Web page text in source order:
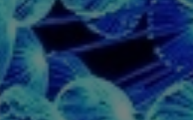
КУПИТЬ В ОДИН КЛИК